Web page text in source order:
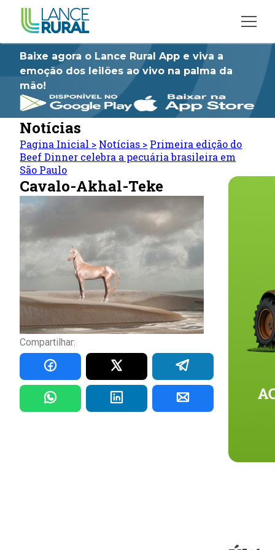
Baixe agora o Lance Rural App e viva a
emoção dos leilões ao vivo na palma da
mão!
Notícias
Pagina Inicial > Notícias > Primeira edição do
Beef Dinner celebra a pecuária brasileira em
São Paulo
Cavalo-Akhal-Teke
Compartilhar: